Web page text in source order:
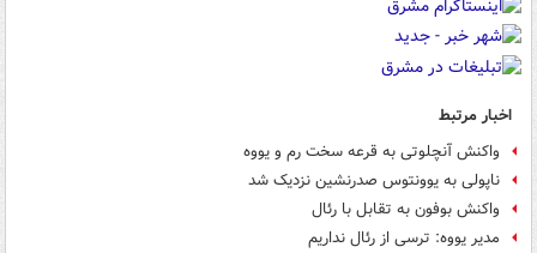
اخبار مرتبط
واکنش آنچلوتی به قرعه سخت رم و یووه
ناپولی به یوونتوس صدرنشین نزدیک شد
واکنش بوفون به تقابل با رئال
مدیر یووه: ترسی از رئال نداریم